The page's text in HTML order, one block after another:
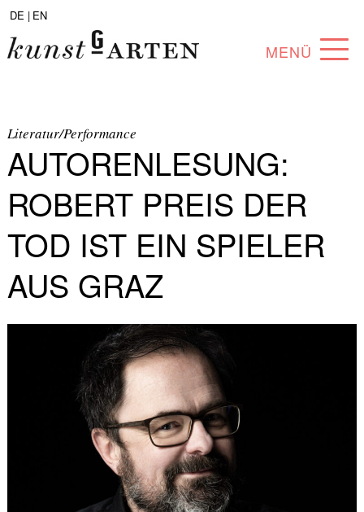
DE | EN
MENÜ
SAMMLUNG
KÜNSTLER*INNEN
PARTNER*INNEN
ANGEBOTE
Literatur/Performance
AUTORENLESUNG:
ROBERT PREIS DER
TOD IST EIN SPIELER
AUS GRAZ